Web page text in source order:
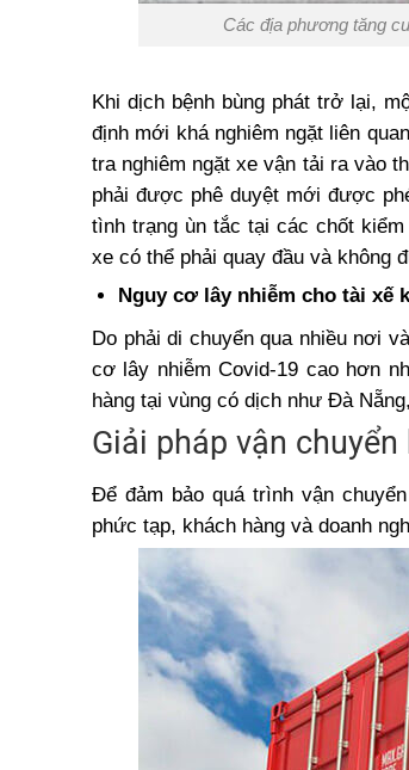
Các địa phương tăng
Khi dịch bệnh bùng phát trở lại,
định mới khá nghiêm ngặt liên
tra nghiêm ngặt xe vận tải ra vào
phải được phê duyệt mới được
tình trạng ùn tắc tại các chốt
xe có thể phải quay đầu và không
Nguy cơ lây nhiễm cho tài xế
Do phải di chuyển qua nhiều nơi
cơ lây nhiễm Covid-19 cao hơn
hàng tại vùng có dịch như Đà
Giải pháp vận
Để đảm bảo quá trình vận
phức tạp, khách hàng và doanh